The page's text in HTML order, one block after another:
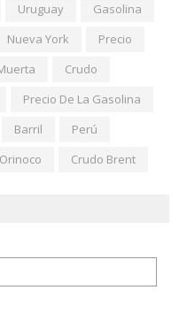
Uruguay
Gasolina
Nueva York
Precio
Crudo
Precio De La Gasolina
Barril
Perú
Crudo Brent